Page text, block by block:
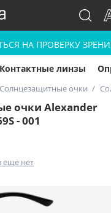
НА ПРОВЕРКУ
Контактные линзы
Солнцезащитные очки
очки Alexander
- 001
еще нет